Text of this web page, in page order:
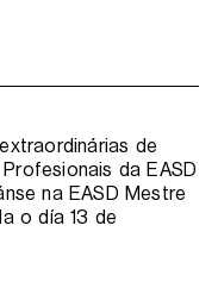
de
da EASD
na EASD Mestre
o día 13 de